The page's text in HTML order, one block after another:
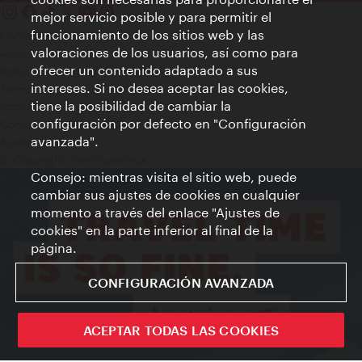
Contacto
Aviso legal
Política de privacidad de datos
Terms of Use
Accesibilidad
Contacto para la prensa
Ajustes de cookie
mejor servicio posible y para permitir el
funcionamiento de los sitios web y las
valoraciones de los usuarios, así como para
ofrecer un contenido adaptado a sus
intereses. Si no desea aceptar las cookies,
tiene la posibilidad de cambiar la
configuración por defecto en "Configuración
avanzada".
Consejo: mientras visita el sitio web, puede
cambiar sus ajustes de cookies en cualquier
momento a través del enlace "Ajustes de
cookies" en la parte inferior al final de la
página.
CONFIGURACIÓN AVANZADA
ACEPTAR TODAS LAS COOKIES